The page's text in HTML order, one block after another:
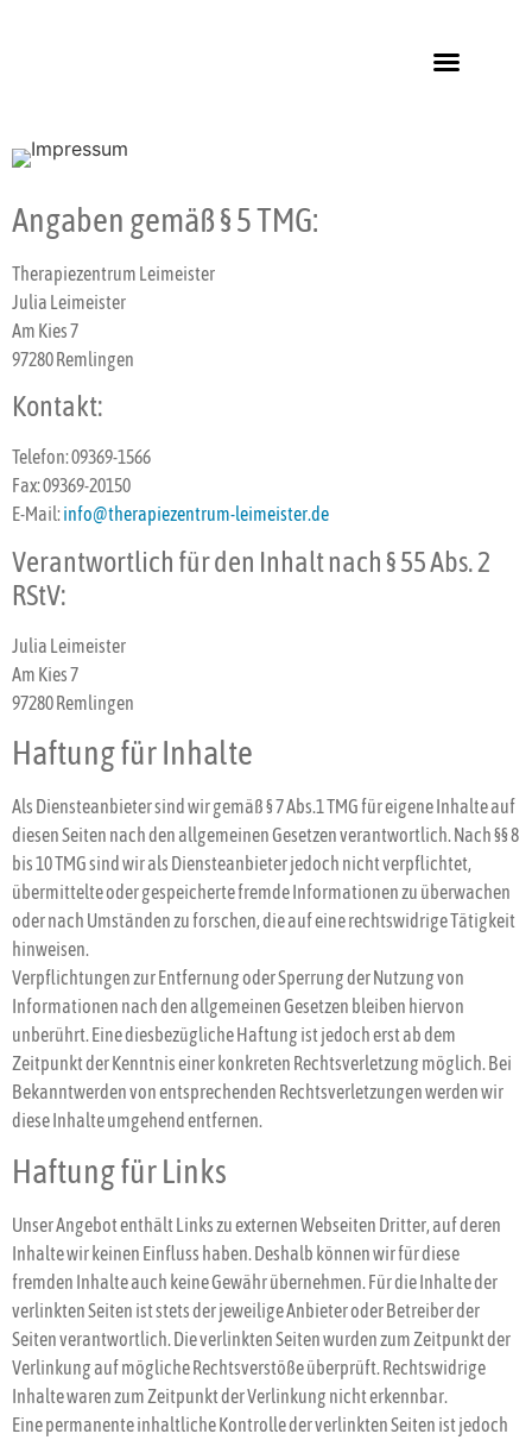
Angaben gemäß § 5 TMG:
Therapiezentrum Leimeister
Julia Leimeister
Am Kies 7
97280 Remlingen
Kontakt:
Telefon: 09369-1566
Fax: 09369-20150
E-Mail:info@therapiezentrum-leimeister.de
Verantwortlich für den Inhalt nach § 55 Abs. 2
RStV:
Julia Leimeister
Am Kies 7
97280 Remlingen
Haftung für Inhalte
Als Diensteanbieter sind wir gemäß § 7 Abs.1 TMG für eigene Inhalte auf
diesen Seiten nach den allgemeinen Gesetzen verantwortlich. Nach §§ 8
bis 10 TMG sind wir als Diensteanbieter jedoch nicht verpflichtet,
übermittelte oder gespeicherte fremde Informationen zu überwachen
oder nach Umständen zu forschen, die auf eine rechtswidrige Tätigkeit
hinweisen.
Verpflichtungen zur Entfernung oder Sperrung der Nutzung von
Informationen nach den allgemeinen Gesetzen bleiben hiervon
unberührt. Eine diesbezügliche Haftung ist jedoch erst ab dem
Zeitpunkt der Kenntnis einer konkreten Rechtsverletzung möglich. Bei
Bekanntwerden von entsprechenden Rechtsverletzungen werden wir
diese Inhalte umgehend entfernen.
Haftung für Links
Unser Angebot enthält Links zu externen Webseiten Dritter, auf deren
Inhalte wir keinen Einfluss haben. Deshalb können wir für diese
fremden Inhalte auch keine Gewähr übernehmen. Für die Inhalte der
verlinkten Seiten ist stets der jeweilige Anbieter oder Betreiber der
Seiten verantwortlich. Die verlinkten Seiten wurden zum Zeitpunkt der
Verlinkung auf mögliche Rechtsverstöße überprüft. Rechtswidrige
Inhalte waren zum Zeitpunkt der Verlinkung nicht erkennbar.
Eine permanente inhaltliche Kontrolle der verlinkten Seiten ist jedoch